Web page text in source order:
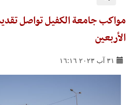
مواكب جامعة الكفيل تواصل
الأربعين
٣١ آب ٢٠٢٣ ١٦:١٦